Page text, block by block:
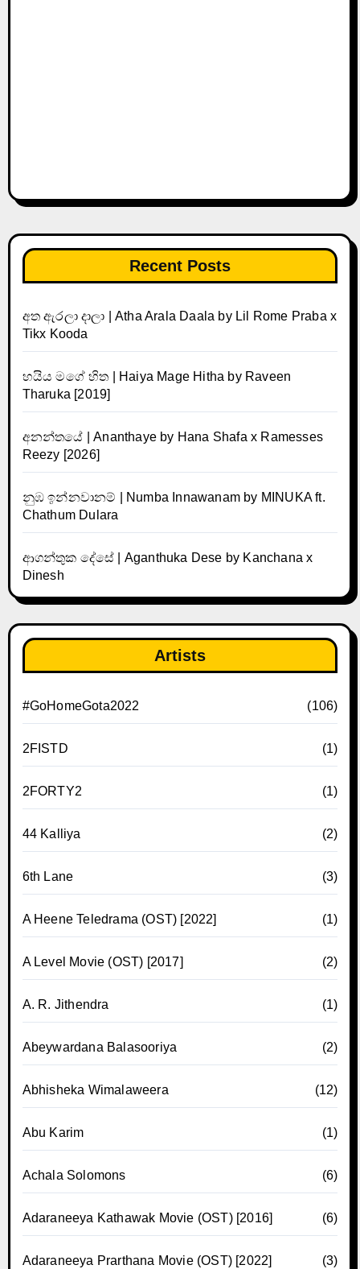
Recent Posts
අත ඇරලා දාලා | Atha Arala Daala by Lil Rome Praba x
Tikx Kooda
හයිය මගේ හිත | Haiya Mage Hitha by Raveen
Tharuka [2019]
අනන්තයේ | Ananthaye by Hana Shafa x Ramesses
Reezy [2026]
නුඹ ඉන්නවානම් | Numba Innawanam by MINUKA ft.
Chathum Dulara
ආගන්තුක දේසේ | Aganthuka Dese by Kanchana x
Dinesh
Artists
#GoHomeGota2022 (106)
2FISTD (1)
2FORTY2 (1)
44 Kalliya (2)
6th Lane (3)
A Heene Teledrama (OST) [2022] (1)
A Level Movie (OST) [2017] (2)
A. R. Jithendra (1)
Abeywardana Balasooriya (2)
Abhisheka Wimalaweera (12)
Abu Karim (1)
Achala Solomons (6)
Adaraneeya Kathawak Movie (OST) [2016] (6)
Adaraneeya Prarthana Movie (OST) [2022] (3)